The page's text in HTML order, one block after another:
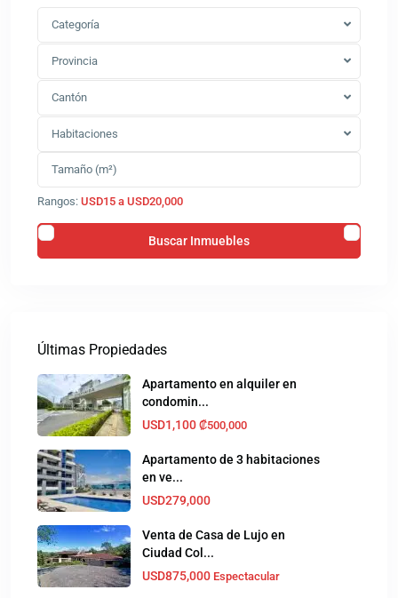
Categoría
Provincia
Cantón
Habitaciones
Rangos: USD15 a USD20,000
Últimas Propiedades
Apartamento en alquiler en
condomin...
USD1,100 ₡500,000
Apartamento de 3 habitaciones
en ve...
USD279,000
Venta de Casa de Lujo en
Ciudad Col...
USD875,000 Espectacular